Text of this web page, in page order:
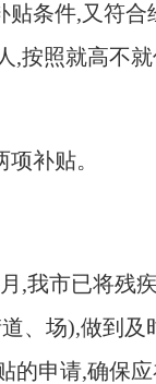
贴条件,又符合
,按照就高不
补贴。
月,我市已将残
、场),做到及
的申请,确保